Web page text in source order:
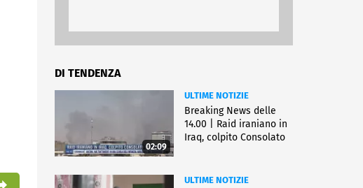
DI TENDENZA
02:09
ULTIME NOTIZIE
Breaking News delle
14.00 | Raid iraniano in
Iraq, colpito Consolato
ULTIME NOTIZIE